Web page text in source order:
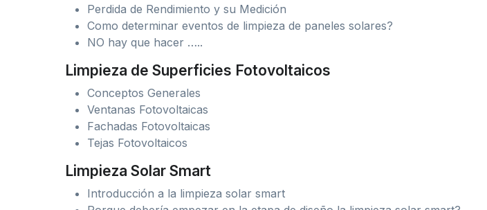
Perdida de Rendimiento y su Medición
Como determinar eventos de limpieza de paneles solares?
NO hay que hacer …..
Limpieza de Superficies Fotovoltaicos
Conceptos Generales
Ventanas Fotovoltaicas
Fachadas Fotovoltaicas
Tejas Fotovoltaicos
Limpieza Solar Smart
Introducción a la limpieza solar smart